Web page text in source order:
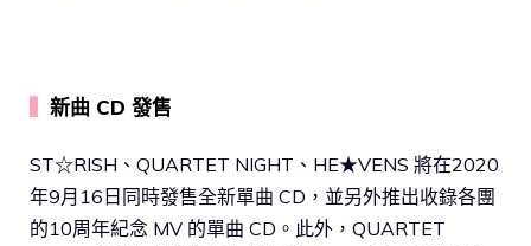
新曲 CD 發售
ST☆RISH、QUARTET NIGHT、HE★VENS 將在2020
年9月16日同時發售全新單曲 CD，並另外推出收錄各團
的10周年紀念 MV 的單曲 CD。此外，QUARTET